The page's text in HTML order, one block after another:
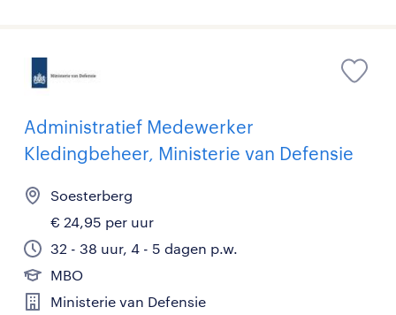
Administratief Medewerker
Kledingbeheer, Ministerie van Defensie
Soesterberg
€ 24,95 per uur
32 - 38 uur, 4 - 5 dagen p.w.
MBO
Ministerie van Defensie